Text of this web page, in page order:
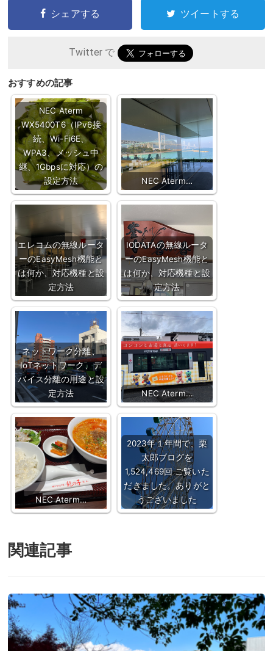
シェアする ツイートする
Twitter で
おすすめの記事
NEC Aterm
WX5400T6（IPv6接
続、Wi-Fi6E、
WPA3、メッシュ中
継、1Gbpsに対応）の
設定方法
NEC Aterm…
エレコムの無線ルータ
ーのEasyMesh機能と
は何か、対応機種と設
定方法
IODATAの無線ルータ
ーのEasyMesh機能と
は何か、対応機種と設
定方法
ネットワーク分離、
IoTネットワーク、デ
バイス分離の用途と設
定方法
NEC Aterm…
NEC Aterm…
2023年１年間で、栗
太郎ブログを
1,524,469回 ご覧いた
だきました。ありがと
うございました
関連記事